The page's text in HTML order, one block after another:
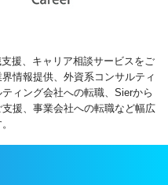
援、キャリア相談サービスをご
情報提供、外資系コンサルティ
ィング会社への転職、Sierから
援、事業会社への転職など幅広